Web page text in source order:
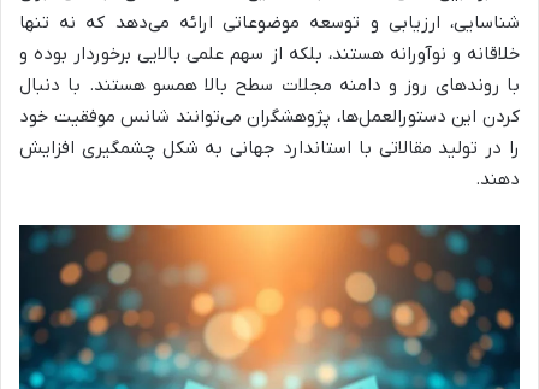
شناسایی، ارزیابی و توسعه موضوعاتی ارائه می‌دهد که نه تنها
خلاقانه و نوآورانه هستند، بلکه از سهم علمی بالایی برخوردار بوده و
با روندهای روز و دامنه مجلات سطح بالا همسو هستند. با دنبال
کردن این دستورالعمل‌ها، پژوهشگران می‌توانند شانس موفقیت خود
را در تولید مقالاتی با استاندارد جهانی به شکل چشمگیری افزایش
دهند.